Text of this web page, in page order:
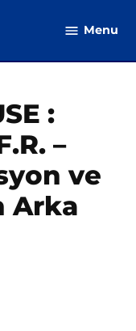
Menu
:
–
ve
Arka